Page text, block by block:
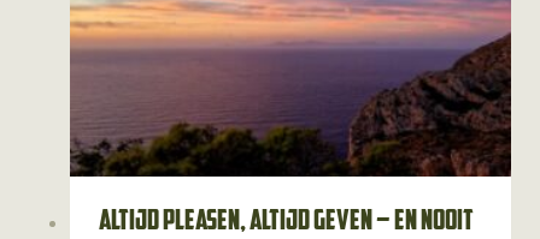
Altijd pleasen, altijd geven – en nooit